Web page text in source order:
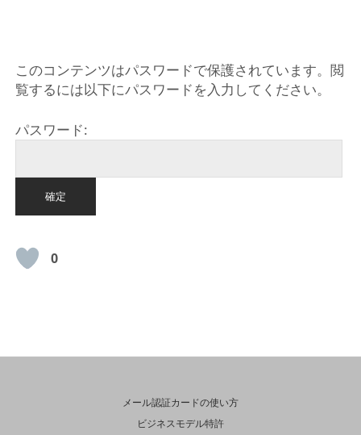
このコンテンツはパスワードで保護されています。閲
覧するには以下にパスワードを入力してください。
パスワード:
0
メール認証カードの使い方
ビジネスモデル特許